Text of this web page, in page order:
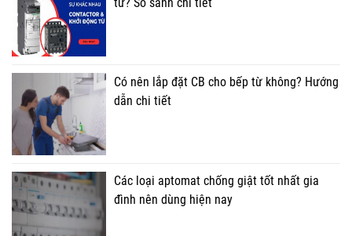
Có nên lắp đặt CB cho bếp từ không? Hướng
dẫn chi tiết
Các loại aptomat chống giật tốt nhất gia
đình nên dùng hiện nay